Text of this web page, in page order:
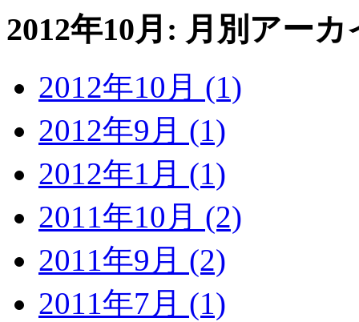
2012年10月: 月別アーカ
2012年10月 (1)
2012年9月 (1)
2012年1月 (1)
2011年10月 (2)
2011年9月 (2)
2011年7月 (1)